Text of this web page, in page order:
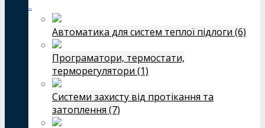
..
Автоматика для систем теплої підлоги (6)
Програматори, термостати,
терморегулятори (1)
Системи захисту від протікання та
затоплення (7)